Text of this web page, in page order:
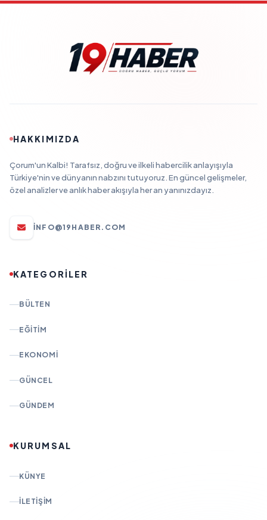
HAKKIMIZDA
Çorum'un Kalbi! Tarafsız, doğru ve ilkeli habercilik anlayışıyla
Türkiye'nin ve dünyanın nabzını tutuyoruz. En güncel gelişmeler,
özel analizler ve anlık haber akışıyla her an yanınızdayız.
INFO@19HABER.COM
KATEGORİLER
BÜLTEN
EĞITIM
EKONOMI
GÜNCEL
GÜNDEM
KURUMSAL
KÜNYE
İLETIŞIM